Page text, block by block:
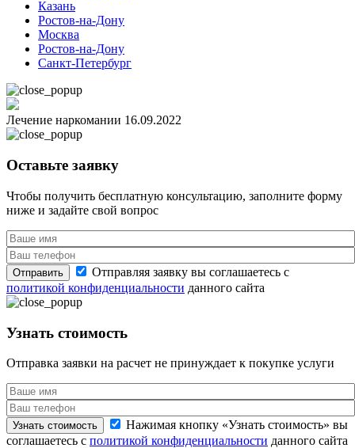
Казань
Ростов-на-Дону
Москва
Ростов-на-Дону
Санкт-Петербург
Лечение наркомании 16.09.2022
Оставьте заявку
Чтобы получить бесплатную консультацию, заполните форму
ниже и задайте свой вопрос
Отправить
Отправляя заявку вы соглашаетесь с
политикой конфиденциальности данного сайта
Узнать стоимость
Отправка заявки на расчет не принуждает к покупке услуги
Узнать стоимость
Нажимая кнопку «Узнать стоимость» вы
соглашаетесь с политикой конфиденциальности данного сайта